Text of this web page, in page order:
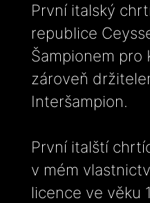
První italský
republice
Šampionem pro
zároveň
Interšampion.
První italští
v mém
licence ve věku